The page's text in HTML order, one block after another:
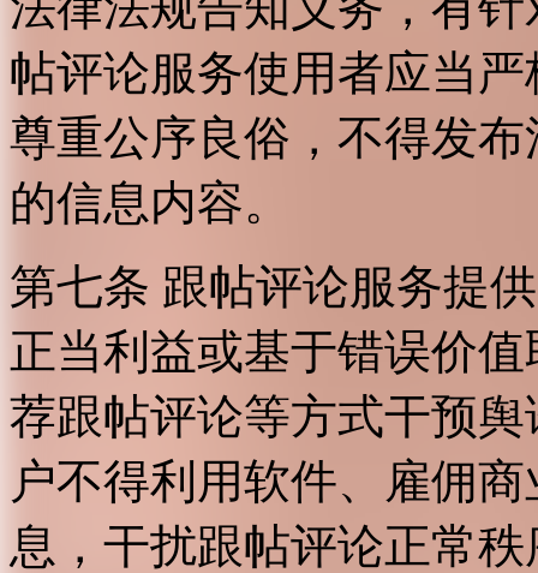
帖评论服务使用者应当
尊重公序良俗，不得发
的信息内容。
第七条 跟帖评论服务提
正当利益或基于错误价
荐跟帖评论等方式干预
户不得利用软件、雇佣
息，干扰跟帖评论正常